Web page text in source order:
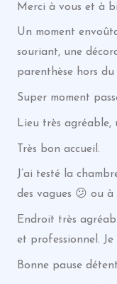
Merci à vous et à
Un moment
souriant, une
parenthèse hors du
Super moment
Lieu très agréable,
Très bon accueil.
J’ai testé la
des vagues 😕 ou à
Endroit très
et professionnel. Je
Bonne pause